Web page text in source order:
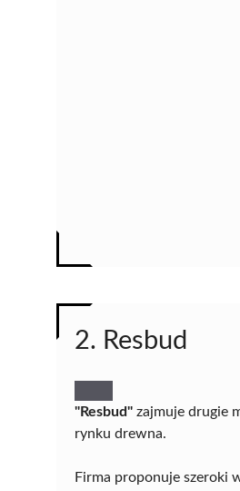
2. Resbud
"Resbud" zajmuje drugie
rynku drewna.
Firma proponuje szeroki